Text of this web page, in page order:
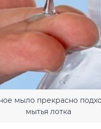
мыло прекрасно
мытья лотка